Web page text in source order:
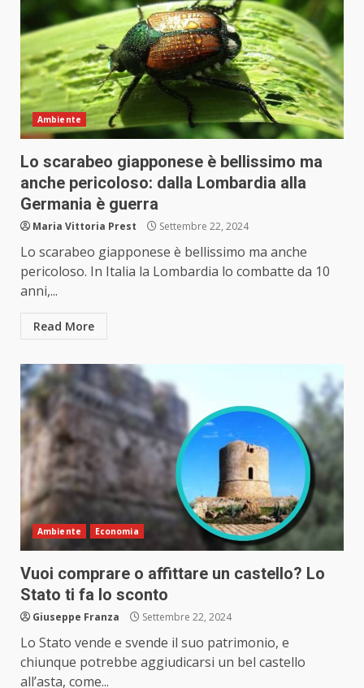
Ambiente
Lo scarabeo giapponese è bellissimo ma
anche pericoloso: dalla Lombardia alla
Germania è guerra
Maria Vittoria Prest Settembre 22, 2024
Lo scarabeo giapponese è bellissimo ma anche
pericoloso. In Italia la Lombardia lo combatte da 10
anni,...
Read More
Ambiente Economia
Vuoi comprare o affittare un castello? Lo
Stato ti fa lo sconto
Giuseppe Franza Settembre 22, 2024
Lo Stato vende e svende il suo patrimonio, e
chiunque potrebbe aggiudicarsi un bel castello
all’asta, come...